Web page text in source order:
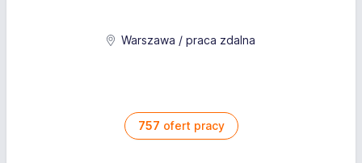
Warszawa / praca zdalna
757 ofert pracy